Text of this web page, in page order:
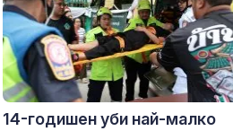
14-годишен уби най-малко